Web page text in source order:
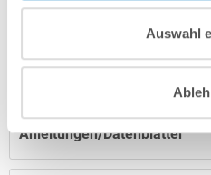
Auswahl
Produktbeschreibung
Herstellerangaben
Anleitungen/Datenblätter